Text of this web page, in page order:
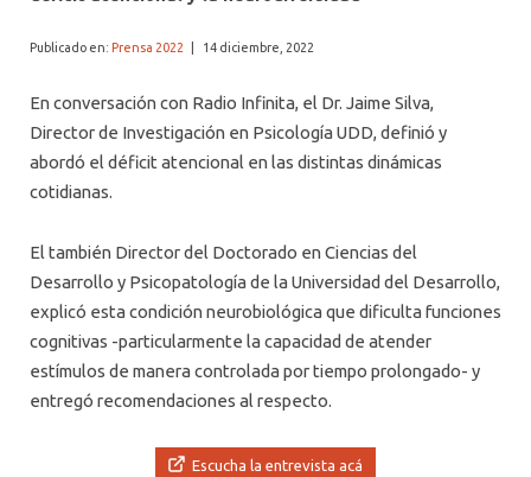
SERVICIO DE PSICOLOGÍA INTEGRAL
Publicado en: Prensa 2022 14 diciembre, 2022
En conversación con Radio Infinita, el Dr. Jaime Silva,
Director de Investigación en Psicología UDD, definió y
abordó el déficit atencional en las distintas dinámicas
cotidianas.
El también Director del Doctorado en Ciencias del
Desarrollo y Psicopatología de la Universidad del Desarrollo,
explicó esta condición neurobiológica que dificulta funciones
cognitivas -particularmente la capacidad de atender
estímulos de manera controlada por tiempo prolongado- y
entregó recomendaciones al respecto.
Escucha la entrevista acá